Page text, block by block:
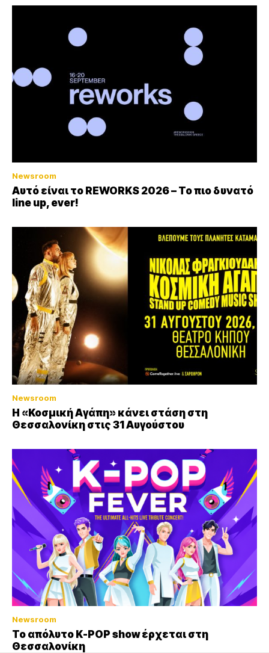
Newsroom
Αυτό είναι το REWORKS 2026 – Το πιο δυνατό
line up, ever!
Newsroom
Η «Κοσμική Αγάπη» κάνει στάση στη
Θεσσαλονίκη στις 31 Αυγούστου
Newsroom
Το απόλυτο K-POP show έρχεται στη
Θεσσαλονίκη